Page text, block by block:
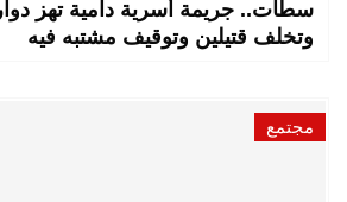
سطات.. جريمة أسرية دامية تهز
وتخلف قتيلين وتوقيف مشتبه فيه
مجتمع